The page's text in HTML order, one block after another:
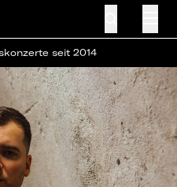
seit 2014